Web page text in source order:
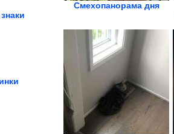
Смехопанорама дня